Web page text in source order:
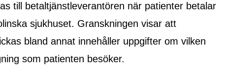
till betaltjänstleverantören när patienter betalar
sjukhuset. Granskningen visar att
bland annat innehåller uppgifter om vilken
som patienten besöker.